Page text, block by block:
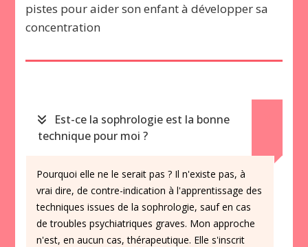
pistes pour aider son enfant à développer sa
concentration
Est-ce la sophrologie est la bonne
technique pour moi ?
Pourquoi elle ne le serait pas ? Il n'existe pas, à
vrai dire, de contre-indication à l'apprentissage des
techniques issues de la sophrologie, sauf en cas
de troubles psychiatriques graves. Mon approche
n'est, en aucun cas, thérapeutique. Elle s'inscrit